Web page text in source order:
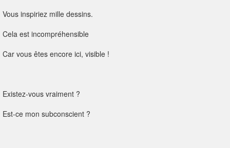
Vous inspiriez mille dessins.
Cela est incompréhensible
Car vous êtes encore ici, visible !
Existez-vous vraiment ?
Est-ce mon subconscient ?